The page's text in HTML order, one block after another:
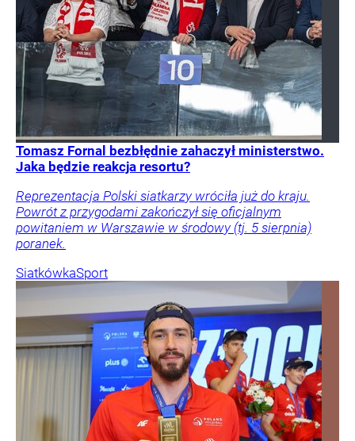
Tomasz Fornal bezbłędnie zahaczył ministerstwo.
Jaka będzie reakcja resortu?
Reprezentacja Polski siatkarzy wróciła już do kraju.
Powrót z przygodami zakończył się oficjalnym
powitaniem w Warszawie w środowy (tj. 5 sierpnia)
poranek.
SiatkówkaSport